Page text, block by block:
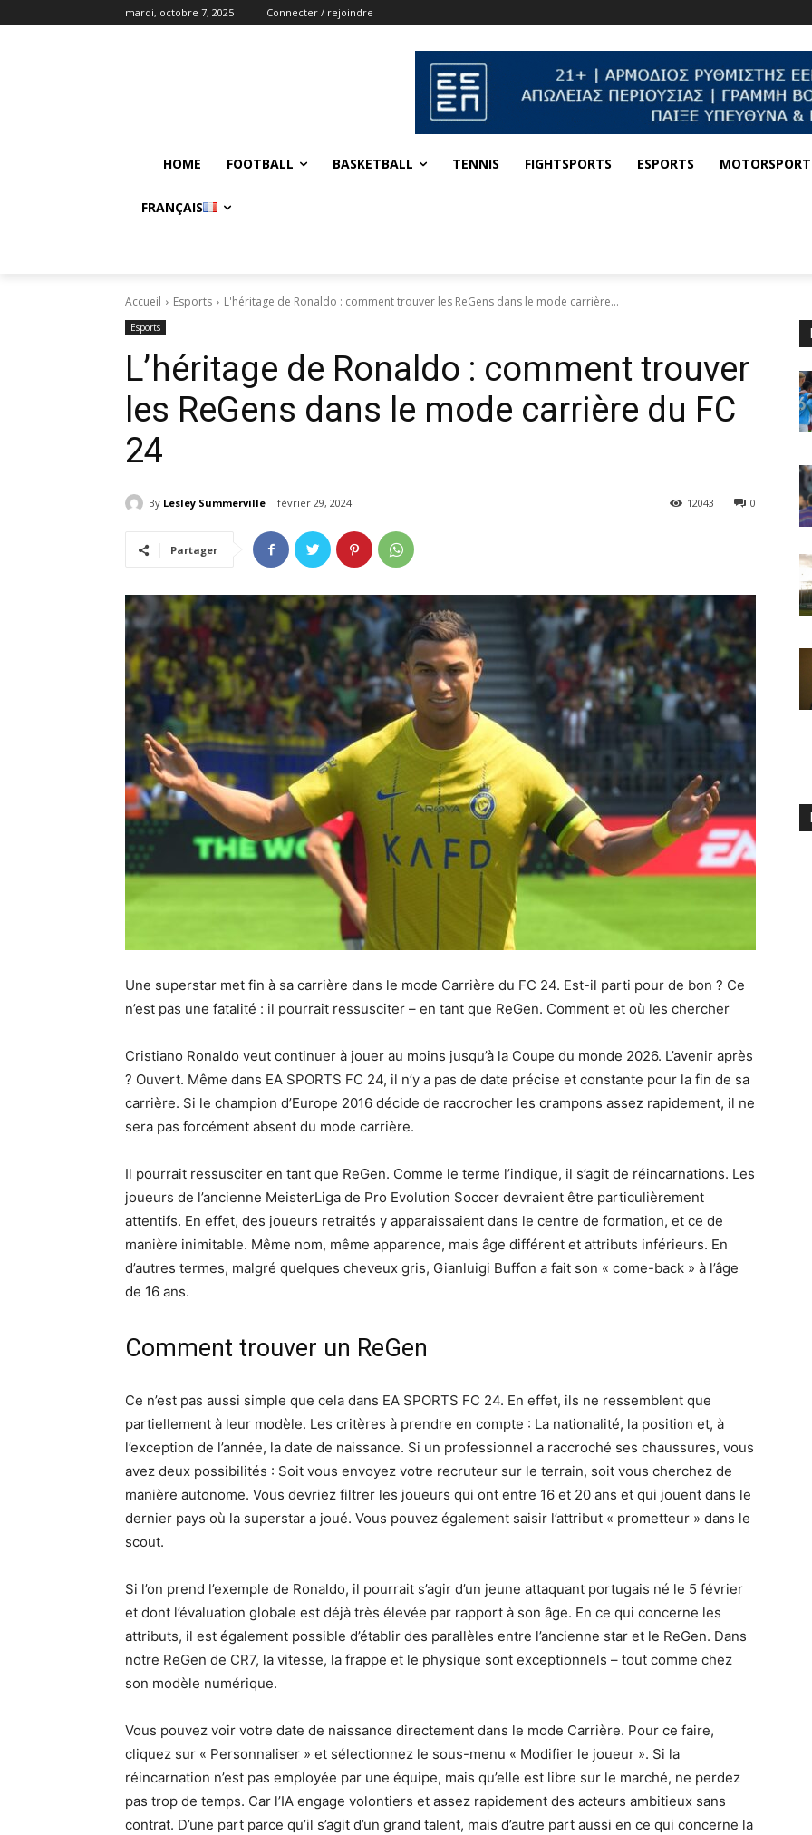
mardi, octobre 7, 2025 Connecter / rejoindre
HOME FOOTBALL BASKETBALL TENNIS FIGHTSPORTS ESPORTS
FRANÇAIS
Accueil Esports L'héritage de Ronaldo : comment trouver les ReGens dans le mode carrière...
Esports
L’héritage de Ronaldo : comment trouver
les ReGens dans le mode carrière du FC
24
By Lesley Summerville février 29, 2024 0
12043
Partager
Une superstar met fin à sa carrière dans le mode Carrière du FC 24. Est-il parti pour de bon ? Ce
n’est pas une fatalité : il pourrait ressusciter – en tant que ReGen. Comment et où les chercher
Cristiano Ronaldo veut continuer à jouer au moins jusqu’à la Coupe du monde 2026. L’avenir après
? Ouvert. Même dans EA SPORTS FC 24, il n’y a pas de date précise et constante pour la fin de sa
carrière. Si le champion d’Europe 2016 décide de raccrocher les crampons assez rapidement, il ne
sera pas forcément absent du mode carrière.
Il pourrait ressusciter en tant que ReGen. Comme le terme l’indique, il s’agit de réincarnations. Les
joueurs de l’ancienne MeisterLiga de Pro Evolution Soccer devraient être particulièrement
attentifs. En effet, des joueurs retraités y apparaissaient dans le centre de formation, et ce de
manière inimitable. Même nom, même apparence, mais âge différent et attributs inférieurs. En
d’autres termes, malgré quelques cheveux gris, Gianluigi Buffon a fait son « come-back » à l’âge
de 16 ans.
Comment trouver un ReGen
Ce n’est pas aussi simple que cela dans EA SPORTS FC 24. En effet, ils ne ressemblent que
partiellement à leur modèle. Les critères à prendre en compte : La nationalité, la position et, à
l’exception de l’année, la date de naissance. Si un professionnel a raccroché ses chaussures, vous
avez deux possibilités : Soit vous envoyez votre recruteur sur le terrain, soit vous cherchez de
manière autonome. Vous devriez filtrer les joueurs qui ont entre 16 et 20 ans et qui jouent dans le
dernier pays où la superstar a joué. Vous pouvez également saisir l’attribut « prometteur » dans le
scout.
Si l’on prend l’exemple de Ronaldo, il pourrait s’agir d’un jeune attaquant portugais né le 5 février
et dont l’évaluation globale est déjà très élevée par rapport à son âge. En ce qui concerne les
attributs, il est également possible d’établir des parallèles entre l’ancienne star et le ReGen. Dans
notre ReGen de CR7, la vitesse, la frappe et le physique sont exceptionnels – tout comme chez
son modèle numérique.
Vous pouvez voir votre date de naissance directement dans le mode Carrière. Pour ce faire,
cliquez sur « Personnaliser » et sélectionnez le sous-menu « Modifier le joueur ». Si la
réincarnation n’est pas employée par une équipe, mais qu’elle est libre sur le marché, ne perdez
pas trop de temps. Car l’IA engage volontiers et assez rapidement des acteurs ambitieux sans
contrat. D’une part parce qu’il s’agit d’un grand talent, mais d’autre part aussi en ce qui concerne la